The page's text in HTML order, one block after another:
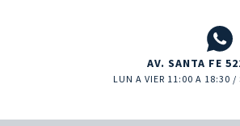
AV. SANTA FE
LUN A VIER 11:00 A 18:30